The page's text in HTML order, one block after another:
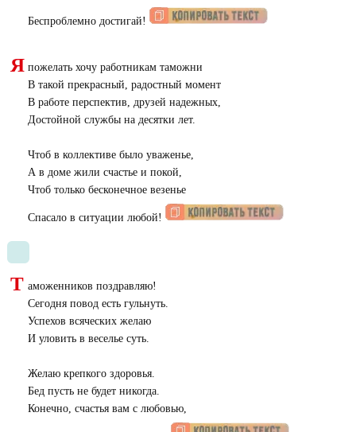
Беспроблемно достигай!
Я пожелать хочу работникам таможни
В такой прекрасный, радостный момент
В работе перспектив, друзей надежных,
Достойной службы на десятки лет.
Чтоб в коллективе было уваженье,
А в доме жили счастье и покой,
Чтоб только бесконечное везенье
Спасало в ситуации любой!
Т аможенников поздравляю!
Сегодня повод есть гульнуть.
Успехов всяческих желаю
И уловить в веселье суть.
Желаю крепкого здоровья.
Бед пусть не будет никогда.
Конечно, счастья вам с любовью,